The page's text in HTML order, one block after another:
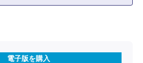
電子版を購入